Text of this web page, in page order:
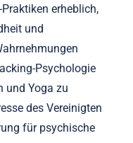
Infolgedessen
in der
und
Wachstum
etablierten